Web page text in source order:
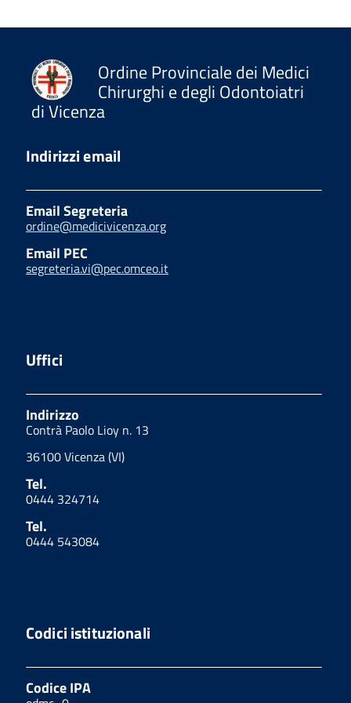
Ordine Provinciale dei Medici
Chirurghi e degli Odontoiatri
di Vicenza
Indirizzi email
Email Segreteria
ordine@medicivicenza.org
Email PEC
segreteria.vi@pec.omceo.it
Uffici
Indirizzo
Contrà Paolo Lioy n. 13
36100 Vicenza (VI)
Tel.
0444 324714
Tel.
0444 543084
Codici istituzionali
Codice IPA